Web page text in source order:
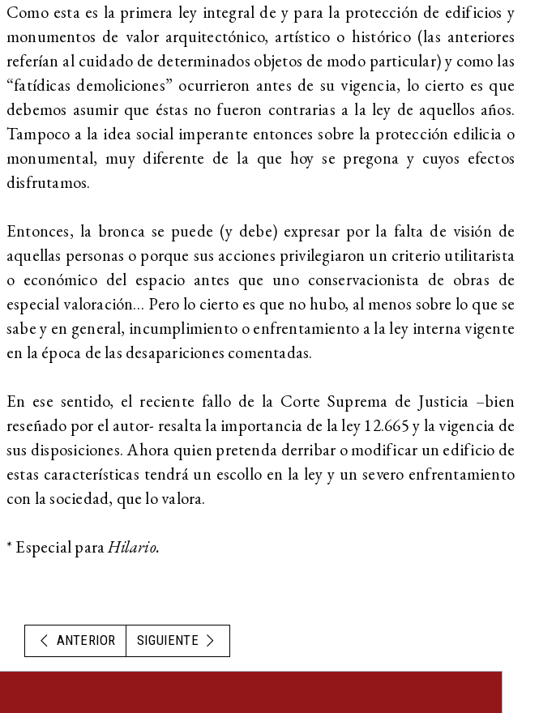
Como esta es la primera ley integral de y para la protección de edificios y
monumentos de valor arquitectónico, artístico o histórico (las anteriores
referían al cuidado de determinados objetos de modo particular) y como las
“fatídicas demoliciones” ocurrieron antes de su vigencia, lo cierto es que
debemos asumir que éstas no fueron contrarias a la ley de aquellos años.
Tampoco a la idea social imperante entonces sobre la protección edilicia o
monumental, muy diferente de la que hoy se pregona y cuyos efectos
disfrutamos.
Entonces, la bronca se puede (y debe) expresar por la falta de visión de
aquellas personas o porque sus acciones privilegiaron un criterio utilitarista
o económico del espacio antes que uno conservacionista de obras de
especial valoración… Pero lo cierto es que no hubo, al menos sobre lo que se
sabe y en general, incumplimiento o enfrentamiento a la ley interna vigente
en la época de las desapariciones comentadas.
En ese sentido, el reciente fallo de la Corte Suprema de Justicia –bien
reseñado por el autor- resalta la importancia de la ley 12.665 y la vigencia de
sus disposiciones. Ahora quien pretenda derribar o modificar un edificio de
estas características tendrá un escollo en la ley y un severo enfrentamiento
con la sociedad, que lo valora.
* Especial paraHilario.
ANTERIOR SIGUIENTE